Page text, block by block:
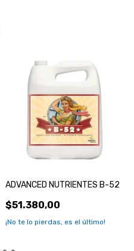
ADVANCED NUTRIENTES B-52
$51.380,00
¡No te lo pierdas, es el último!